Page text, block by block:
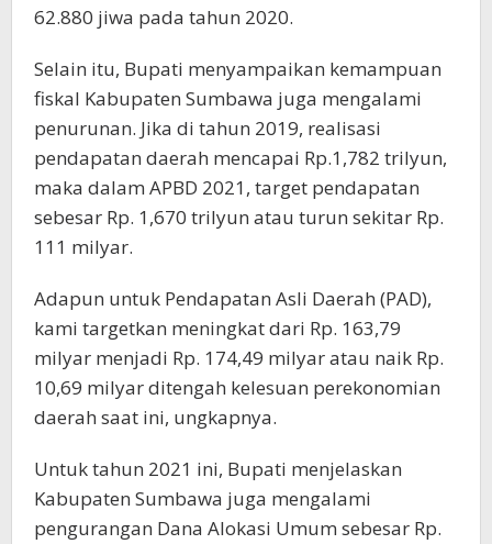
62.880 jiwa pada tahun 2020.
Selain itu, Bupati menyampaikan kemampuan
fiskal Kabupaten Sumbawa juga mengalami
penurunan. Jika di tahun 2019, realisasi
pendapatan daerah mencapai Rp.1,782 trilyun,
maka dalam APBD 2021, target pendapatan
sebesar Rp. 1,670 trilyun atau turun sekitar Rp.
111 milyar.
Adapun untuk Pendapatan Asli Daerah (PAD),
kami targetkan meningkat dari Rp. 163,79
milyar menjadi Rp. 174,49 milyar atau naik Rp.
10,69 milyar ditengah kelesuan perekonomian
daerah saat ini, ungkapnya.
Untuk tahun 2021 ini, Bupati menjelaskan
Kabupaten Sumbawa juga mengalami
pengurangan Dana Alokasi Umum sebesar Rp.